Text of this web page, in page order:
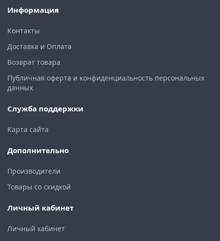
Информация
Контакты
Доставка и Оплата
Возврат товара
Публичная оферта и конфиденциальность персональных
данных
Служба поддержки
Карта сайта
Дополнительно
Производители
Товары со скидкой
Личный кабинет
Личный кабинет